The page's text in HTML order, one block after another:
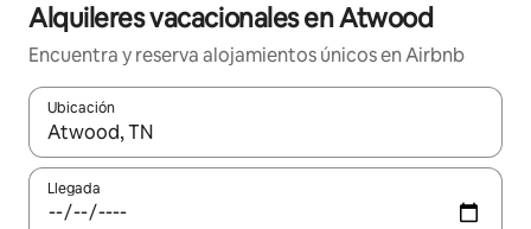
Alquileres vacacionales en Atwood
Encuentra y reserva alojamientos únicos en Airbnb
Ubicación
Cuando los resultados estén disponibles, navega con las
Llegada